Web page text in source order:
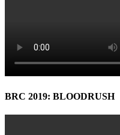
BRC 2019: BLOODRUSH